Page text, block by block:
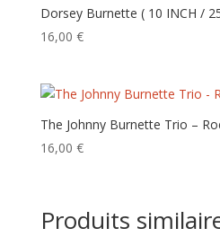
Dorsey Burnette ( 10 INCH /
16,00 €
The Johnny Burnette Trio –
16,00 €
Produits